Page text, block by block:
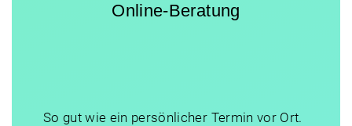
Online-Beratung
So gut wie ein persönlicher Termin vor Ort.